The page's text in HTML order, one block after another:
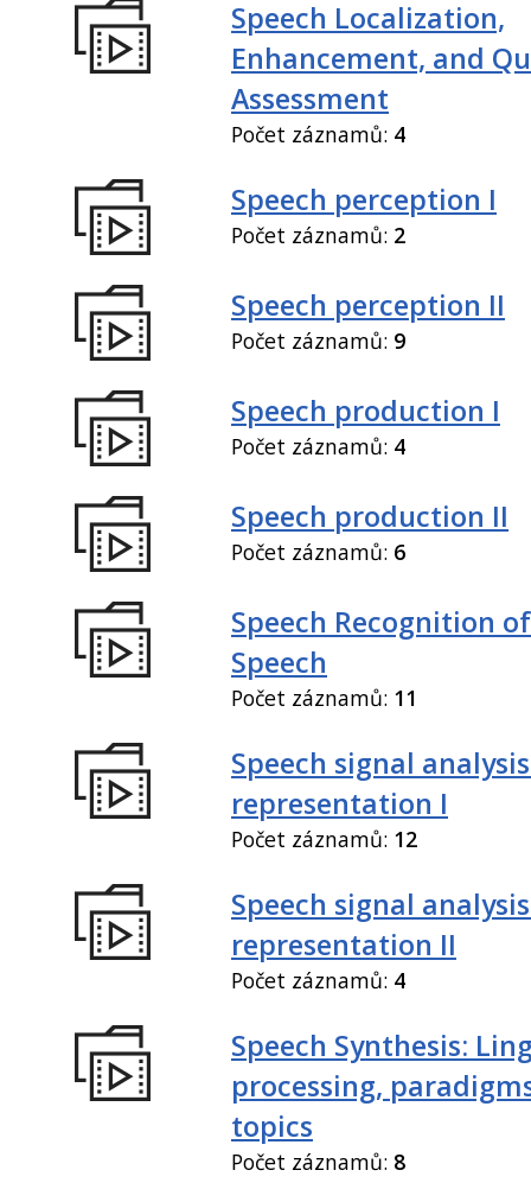
Speech Localization,
Enhancement, and
Assessment
Počet záznamů: 4
Speech perception I
Počet záznamů: 2
Speech perception II
Počet záznamů: 9
Speech production I
Počet záznamů: 4
Speech production II
Počet záznamů: 6
Speech Recognition
Speech
Počet záznamů: 11
Speech signal
representation I
Počet záznamů: 12
Speech signal
representation II
Počet záznamů: 4
Speech Synthesis:
processing,
topics
Počet záznamů: 8